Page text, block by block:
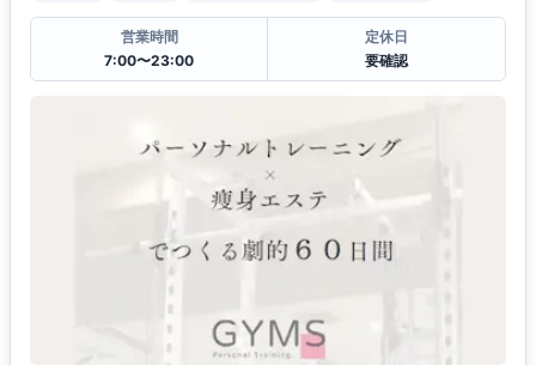
営業時間
7:00〜23:00
定休日
要確認